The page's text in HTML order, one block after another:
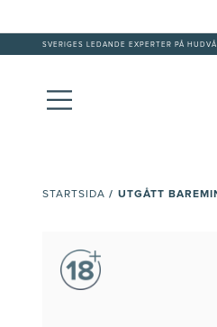
SVERIGES LEDANDE EXPERTER PÅ
STARTSIDA / UTGÅTT